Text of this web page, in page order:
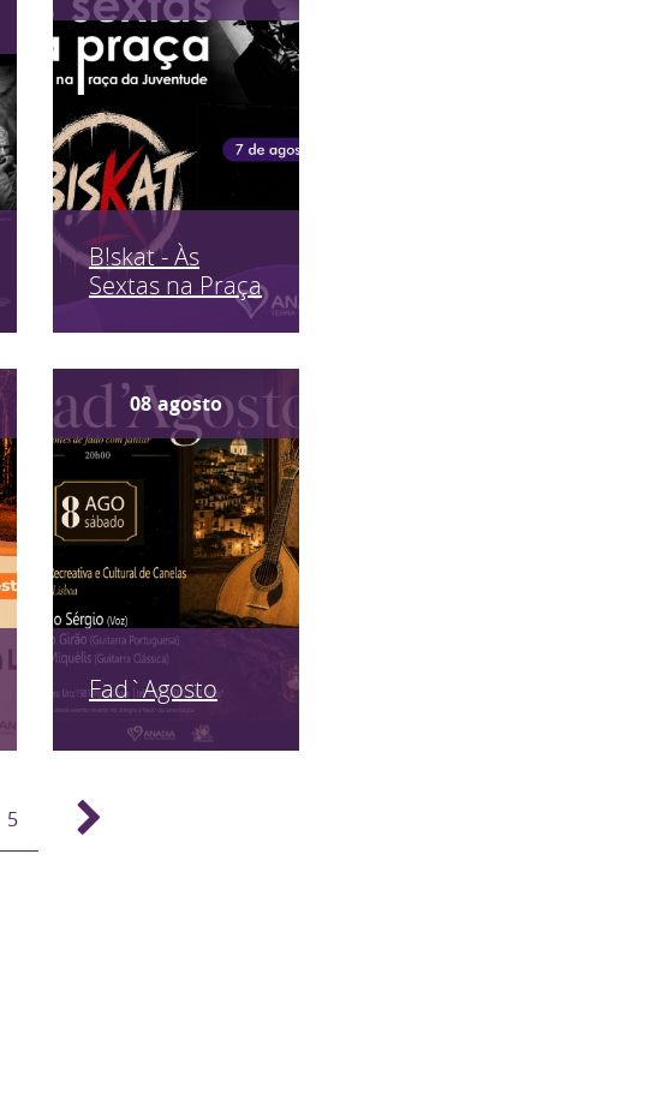
B!skat - Às
Sextas na Praça
08 agosto
Fad`Agosto
5